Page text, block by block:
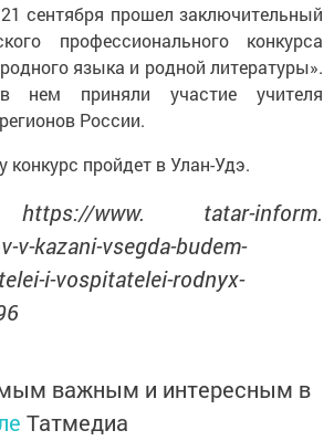
сентября прошел заключительный
профессионального конкурса
языка и родной литературы».
приняли участие учителя
России.
пройдет в Улан-Удэ.
www. tatar-inform.
v-kazani-vsegda-budem-
i-vospitatelei-rodnyx-
важным и интересным в
Татмедиа